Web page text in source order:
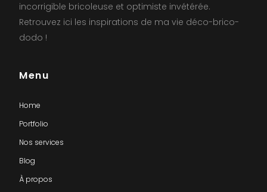
incorrigible bricoleuse et optimiste invétérée.
Retrouvez ici les inspirations de ma vie déco-brico-
dodo !
Menu
Home
Portfolio
Nos services
Blog
À propos